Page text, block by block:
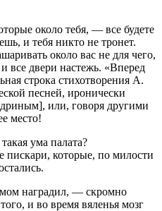
около тебя, — все будете
и тебя никто не тронет.
около вас не для чего,
все двери настежь. «Вперед
строка стихотворения А.
песней, иронически
или, говоря другими
место!
ума палата?
которые, по милости
наградил, — скромно
и во время вяленья мозг